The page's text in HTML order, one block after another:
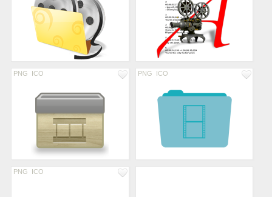
PNG ICO PNG ICO
PNG ICO